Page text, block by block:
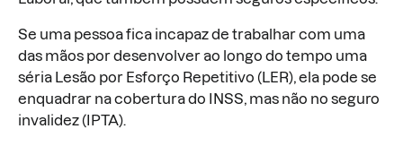
Se uma pessoa fica incapaz de trabalhar com uma
das mãos por desenvolver ao longo do tempo uma
séria Lesão por Esforço Repetitivo (LER), ela pode se
enquadrar na cobertura do INSS, mas não no seguro
invalidez (IPTA).